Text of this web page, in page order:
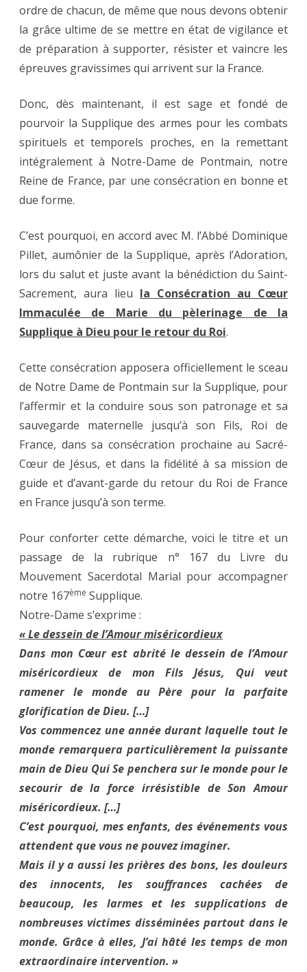
Roi,
à
Pontmain
MARDI
17
FÉVRIER
2026.
ordre de chacun, de même que nous devons obtenir
la grâce ultime de se mettre en état de vigilance et
de préparation à supporter, résister et vaincre les
épreuves gravissimes qui arrivent sur la France.
Donc, dès maintenant, il est sage et fondé de
pourvoir la Supplique des armes pour les combats
spirituels et temporels proches, en la remettant
intégralement à Notre-Dame de Pontmain, notre
Reine de France, par une consécration en bonne et
due forme.
C’est pourquoi, en accord avec M. l’Abbé Dominique
Pillet, aumônier de la Supplique, après l’Adoration,
lors du salut et juste avant la bénédiction du Saint-
Sacrement, aura lieu la Consécration au Cœur
Immaculée de Marie du pèlerinage de la
Supplique à Dieu pour le retour du Roi.
Cette consécration apposera officiellement le sceau
de Notre Dame de Pontmain sur la Supplique, pour
l’affermir et la conduire sous son patronage et sa
sauvegarde maternelle jusqu’à son Fils, Roi de
France, dans sa consécration prochaine au Sacré-
Cœur de Jésus, et dans la fidélité à sa mission de
guide et d’avant-garde du retour du Roi de France
en France jusqu’à son terme.
Pour conforter cette démarche, voici le titre et un
passage de la rubrique n° 167 du Livre du
Mouvement Sacerdotal Marial pour accompagner
notre 167ème Supplique.
Notre-Dame s’exprime :
« Le dessein de l’Amour miséricordieux
Dans mon Cœur est abrité le dessein de l’Amour
miséricordieux de mon Fils Jésus, Qui veut
ramener le monde au Père pour la parfaite
glorification de Dieu. […]
Vos commencez une année durant laquelle tout le
monde remarquera particulièrement la puissante
main de Dieu Qui Se penchera sur le monde pour le
secourir de la force irrésistible de Son Amour
miséricordieux. […]
C’est pourquoi, mes enfants, des événements vous
attendent que vous ne pouvez imaginer.
Mais il y a aussi les prières des bons, les douleurs
des innocents, les souffrances cachées de
beaucoup, les larmes et les supplications de
nombreuses victimes disséminées partout dans le
monde. Grâce à elles, J’ai hâté les temps de mon
extraordinaire intervention. »